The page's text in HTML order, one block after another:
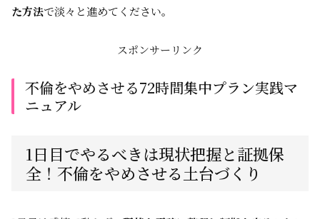
た方法で淡々と進めてください。
スポンサーリンク
不倫をやめさせる72時間集中プラン実践マ
ニュアル
1日目でやるべきは現状把握と証拠保
全！不倫をやめさせる土台づくり